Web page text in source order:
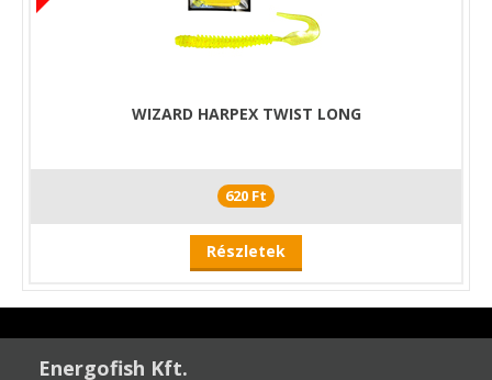
WIZARD HARPEX TWIST LONG
620 Ft
Részletek
Energofish Kft.